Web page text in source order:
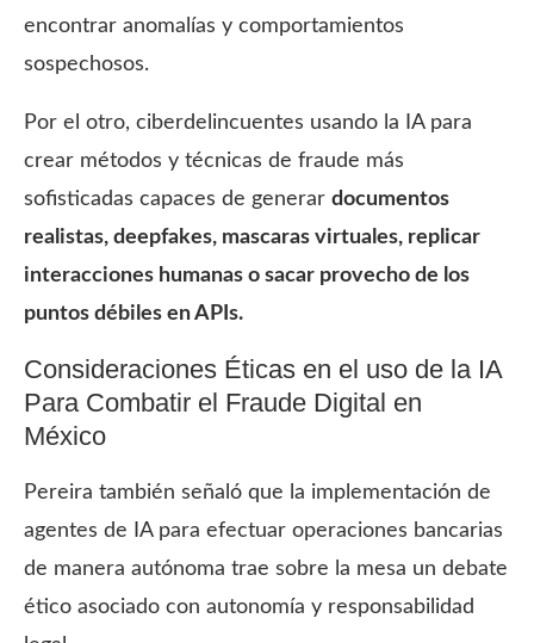
encontrar anomalías y comportamientos
sospechosos.
Por el otro, ciberdelincuentes usando la IA para
crear métodos y técnicas de fraude más
sofisticadas capaces de generar documentos
realistas, deepfakes, mascaras virtuales, replicar
interacciones humanas o sacar provecho de los
puntos débiles en APIs.
Consideraciones Éticas en el uso de la IA
Para Combatir el Fraude Digital en
México
Pereira también señaló que la implementación de
agentes de IA para efectuar operaciones bancarias
de manera autónoma trae sobre la mesa un debate
ético asociado con autonomía y responsabilidad